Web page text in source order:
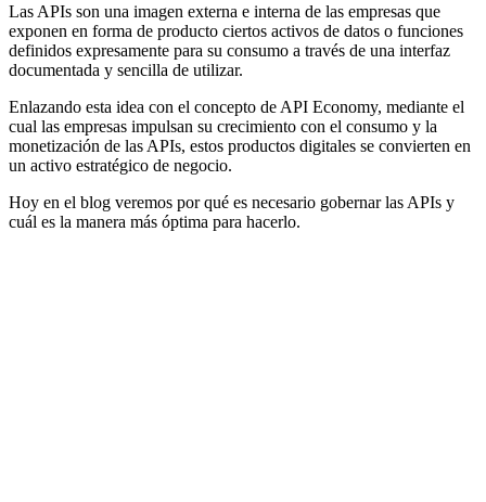
Las APIs son una imagen externa e interna de las empresas que
exponen en forma de producto ciertos activos de datos o funciones
definidos expresamente para su consumo a través de una interfaz
documentada y sencilla de utilizar.
Enlazando esta idea con el concepto de API Economy, mediante el
cual las empresas impulsan su crecimiento con el consumo y la
monetización de las APIs, estos productos digitales se convierten en
un activo estratégico de negocio.
Hoy en el blog veremos por qué es necesario gobernar las APIs y
cuál es la manera más óptima para hacerlo.